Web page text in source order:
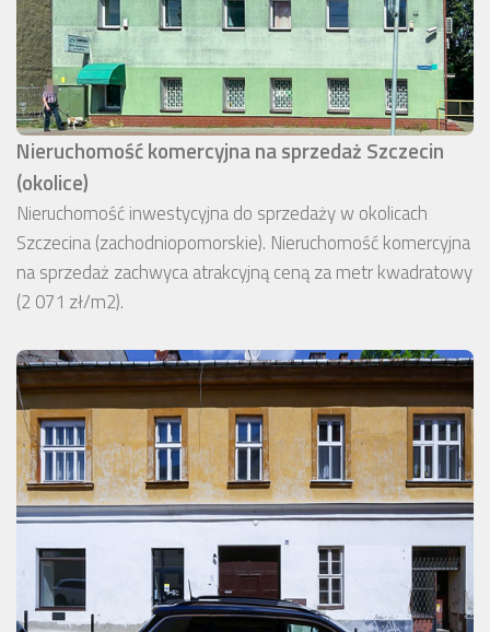
Nieruchomość komercyjna na sprzedaż Szczecin
(okolice)
Nieruchomość inwestycyjna do sprzedaży w okolicach
Szczecina (zachodniopomorskie). Nieruchomość komercyjna
na sprzedaż zachwyca atrakcyjną ceną za metr kwadratowy
(2 071 zł/m2).